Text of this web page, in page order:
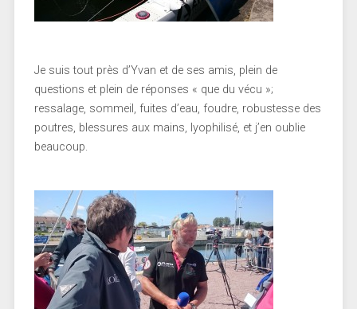
Je suis tout près d’Yvan et de ses amis, plein de
questions et plein de réponses « que du vécu »;
ressalage, sommeil, fuites d’eau, foudre, robustesse des
poutres, blessures aux mains, lyophilisé, et j’en oublie
beaucoup.